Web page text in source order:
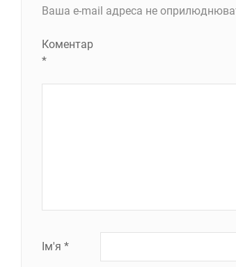
Ваша e-mail адреса не
Коментар
*
Ім'я *